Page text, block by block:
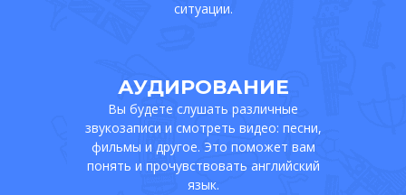
ситуации.
АУДИРОВАНИЕ
Вы будете слушать различные
звукозаписи и смотреть видео: песни,
фильмы и другое. Это поможет вам
понять и прочувствовать английский
язык.